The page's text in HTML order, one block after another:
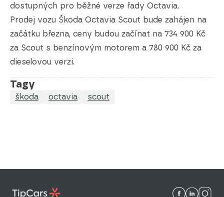
dostupných pro běžné verze řady Octavia.
Prodej vozu Škoda Octavia Scout bude zahájen na
začátku března, ceny budou začínat na 734 900 Kč
za Scout s benzínovým motorem a 780 900 Kč za
dieselovou verzi.
Tagy
škoda octavia scout